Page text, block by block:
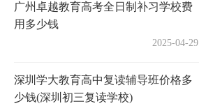
广州卓越教育高考全日制补习学校费
用多少钱
2025-04-29
深圳学大教育高中复读辅导班价格多
少钱(深圳初三复读学校)